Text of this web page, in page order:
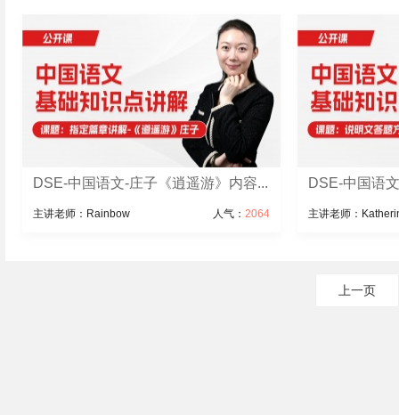
DSE-中国语文-庄子《逍遥游》内容...
主讲老师：Rainbow 人气： 2064
DSE-中国语
主讲老师：
上一页